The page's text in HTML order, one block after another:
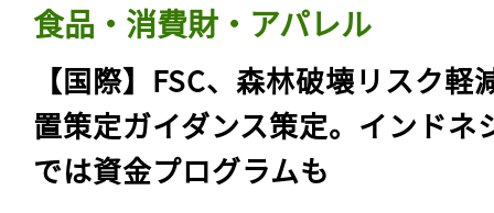
食品・消費財・アパレル
【国際】FSC、森林破壊リスク軽
置策定ガイダンス策定。インドネ
では資金プログラムも